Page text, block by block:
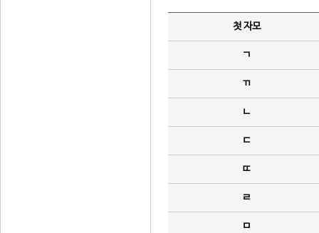
첫 자모
ㄱ
ㄲ
ㄴ
ㄷ
ㄸ
ㄹ
ㅁ